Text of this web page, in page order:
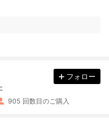
フォロー
905 回数目のご購入